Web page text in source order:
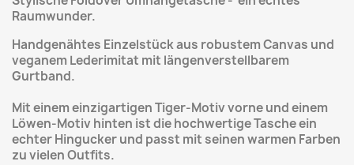
Raumwunder.
Handgenähtes Einzelstück aus robustem Canvas und
veganem Lederimitat mit längenverstellbarem
Gurtband.
Miteinem einzigartigen Tiger-Motiv vorne und einem
Löwen-Motiv hinten ist die hochwertige Tasche ein
echter Hingucker und passt mit seinen warmen Farben
zu vielen Outfits.